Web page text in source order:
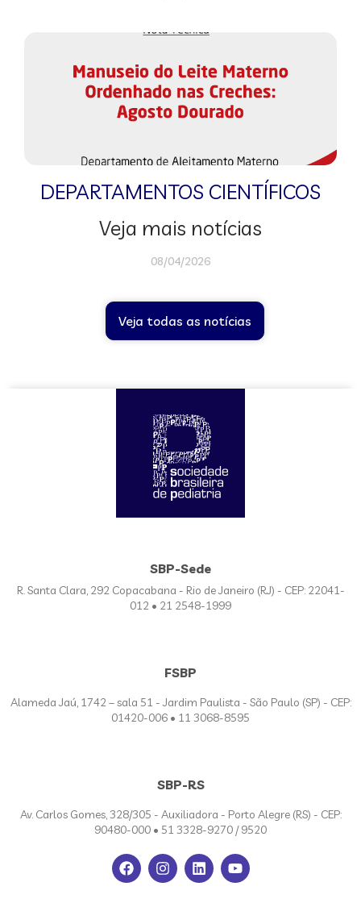
DEPARTAMENTOS CIENTÍFICOS
Veja mais notícias
08/04/2026
Veja todas as notícias
SBP-Sede
R. Santa Clara, 292 Copacabana - Rio de Janeiro (RJ) - CEP: 22041-
012 • 21 2548-1999
FSBP
Alameda Jaú, 1742 – sala 51 - Jardim Paulista - São Paulo (SP) - CEP:
01420-006 • 11 3068-8595
SBP-RS
Av. Carlos Gomes, 328/305 - Auxiliadora - Porto Alegre (RS) - CEP:
90480-000 • 51 3328-9270 / 9520